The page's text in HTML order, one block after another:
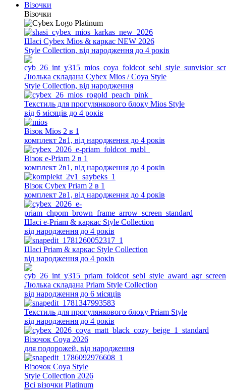
navigation
Візочки
Візочки
Шасі Cybex Mios & каркас NEW 2026
Style Collection, від народження до 4 років
Люлька складана Cybex Mios / Coya Style
Style Collection, від народження
Текстиль для прогулянкового блоку Mios Style
від 6 місяців до 4 років
Візок Mios 2 в 1
комплект 2в1, від народження до 4 років
Візок e-Priam 2 в 1
комплект 2в1, від народження до 4 років
Візок Cybex Priam 2 в 1
комплект 2в1, від народження до 4 років
Шасі e-Priam & каркас Style Collection
від народження до 4 років
Шасі Priam & каркас Style Collection
від народження до 4 років
Люлька складана Priam Style Collection
від народження до 6 місяців
Текстиль для прогулянкового блоку Priam Style
від народження до 4 років
Візочок Coya 2026
для подорожей, від народження
Візочок Coya Style
Style Collection 2026
Всi візочки Platinum